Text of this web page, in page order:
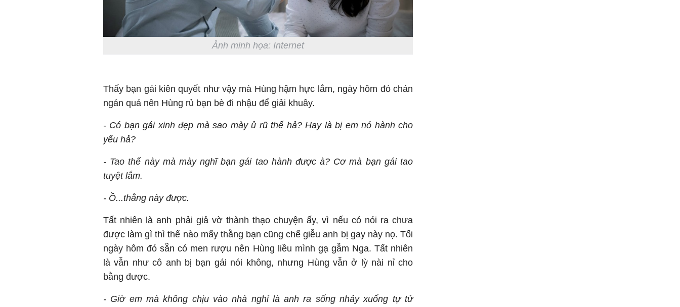
Ảnh minh họa: Internet
Thấy bạn gái kiên quyết như vậy mà Hùng hậm hực lắm, ngày hôm đó chán
ngán quá nên Hùng rủ bạn bè đi nhậu để giải khuây.
- Có bạn gái xinh đẹp mà sao mày ủ rũ thế hả? Hay là bị em nó hành cho
yếu hả?
- Tao thế này mà mày nghĩ bạn gái tao hành được à? Cơ mà bạn gái tao
tuyệt lắm.
- Ồ...thằng này được.
Tất nhiên là anh phải giả vờ thành thạo chuyện ấy, vì nếu có nói ra chưa
được làm gì thì thể nào mấy thằng bạn cũng chế giễu anh bị gay này nọ. Tối
ngày hôm đó sẵn có men rượu nên Hùng liều mình gạ gẫm Nga. Tất nhiên
là vẫn như cô anh bị bạn gái nói không, nhưng Hùng vẫn ở lỳ nài nỉ cho
bằng được.
- Giờ em mà không chịu vào nhà nghỉ là anh ra sống nhảy xuống tự tử